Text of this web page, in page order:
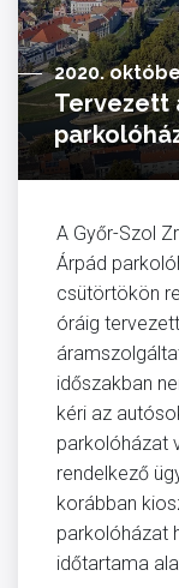
2020.
Tervezett
A Győr-Szol
Árpád
csütörtökön
óráig
időszakban
kéri az
parkolóházat
rendelkező
korábban
parkolóházat
időtartama